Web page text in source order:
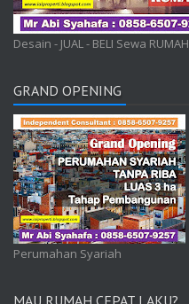
Desain - JUAL - BELI Sewa RUMAH
GRAND OPENING
Perumahan Syariah
MAU RUMAH CEPAT LAKU?